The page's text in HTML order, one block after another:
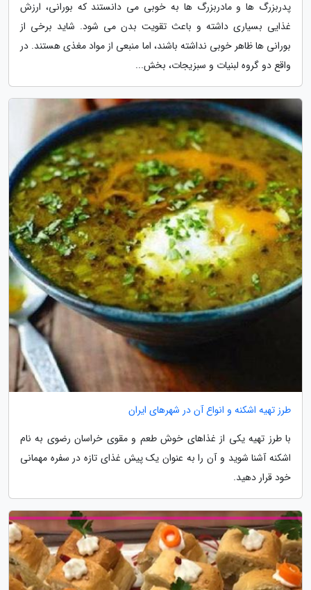
پدربزرگ ها و مادربزرگ ها به خوبی می دانستند که بورانی، ارزش
غذایی بسیاری داشته و باعث تقویت بدن می شود. شاید برخی از
بورانی ها ظاهر خوبی نداشته باشند، اما منبعی از مواد مغذی هستند. در
واقع دو گروه لبنیات و سبزیجات، بخش...
طرز تهیه اشکنه و انواع آن در شهرهای ایران
با طرز تهیه یکی از غذاهای خوش طعم و مقوی خراسان رضوی به نام
اشکنه آشنا شوید و آن را به عنوان یک پیش غذای تازه در سفره مهمانی
خود قرار دهید.